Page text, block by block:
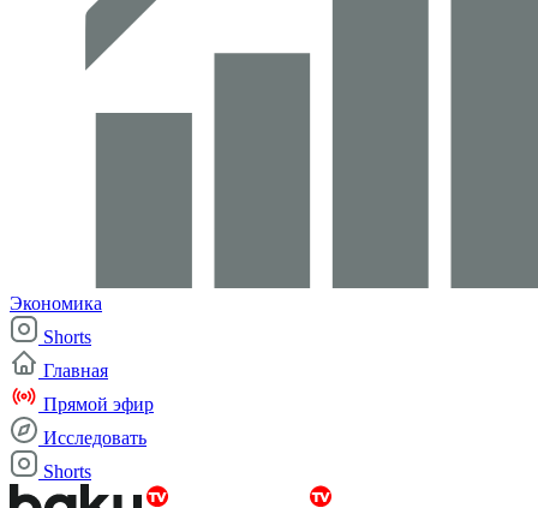
Экономика
Shorts
Главная
Прямой эфир
Исследовать
Shorts